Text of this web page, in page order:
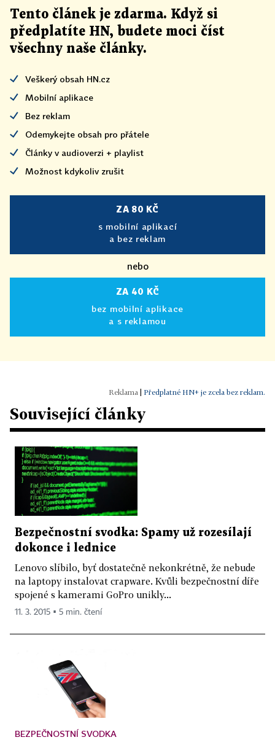
Tento článek je zdarma. Když si
předplatíte HN, budete moci číst
všechny naše články.
Veškerý obsah HN.cz
Mobilní aplikace
Bez reklam
Odemykejte obsah pro přátele
Články v audioverzi + playlist
Možnost kdykoliv zrušit
ZA 80 KČ
s mobilní aplikací
a bez reklam
nebo
ZA 40 KČ
bez mobilní aplikace
a s reklamou
Předplatné HN+ je zcela bez reklam.
Související články
Bezpečnostní svodka: Spamy už rozesílají
dokonce i lednice
Lenovo slíbilo, byť dostatečně nekonkrétně, že nebude
na laptopy instalovat crapware. Kvůli bezpečnostní díře
spojené s kamerami GoPro unikly...
11. 3. 2015 ▪ 5 min. čtení
BEZPEČNOSTNÍ SVODKA